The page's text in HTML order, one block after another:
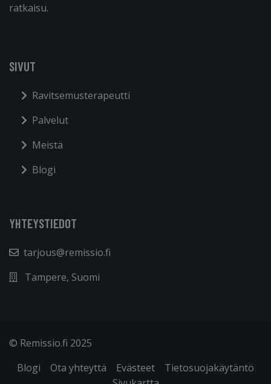
ratkaisu.
SIVUT
Ravitsemusterapeutti
Palvelut
Meistä
Blogi
YHTEYSTIEDOT
tarjous@remissio.fi
Tampere, Suomi
© Remissio.fi 2025
Blogi
Ota yhteyttä Evästeet
Tietosuojakäytäntö